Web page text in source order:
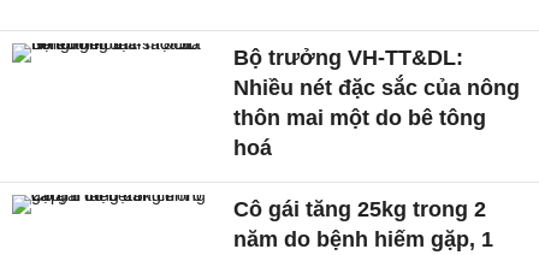
Bộ trưởng VH-TT&DL:
Nhiều nét đặc sắc của nông
thôn mai một do bê tông
hoá
Cô gái tăng 25kg trong 2
năm do bệnh hiếm gặp, 1